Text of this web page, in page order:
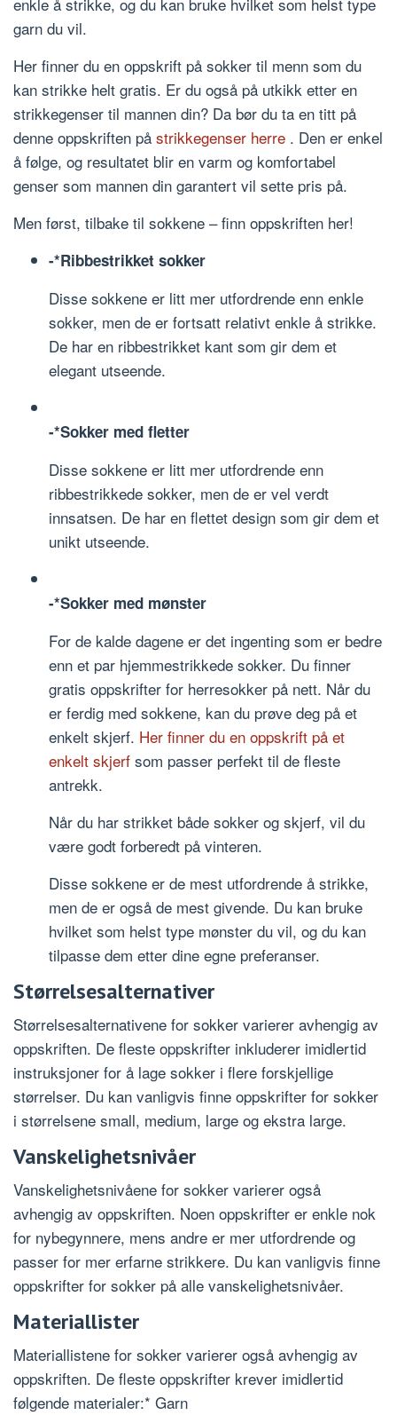
garn du vil.
Her finner du en oppskrift på sokker til menn som du
kan strikke helt gratis. Er du også på utkikk etter en
strikkegenser til mannen din? Da bør du ta en titt på
denne oppskriften på strikkegenser herre . Den er enkel
å følge, og resultatet blir en varm og komfortabel
genser som mannen din garantert vil sette pris på.
Men først, tilbake til sokkene – finn oppskriften her!
-*Ribbestrikket sokker
Disse sokkene er litt mer utfordrende enn enkle
sokker, men de er fortsatt relativt enkle å strikke.
De har en ribbestrikket kant som gir dem et
elegant utseende.
-*Sokker med fletter
Disse sokkene er litt mer utfordrende enn
ribbestrikkede sokker, men de er vel verdt
innsatsen. De har en flettet design som gir dem et
unikt utseende.
-*Sokker med mønster
For de kalde dagene er det ingenting som er bedre
enn et par hjemmestrikkede sokker. Du finner
gratis oppskrifter for herresokker på nett. Når du
er ferdig med sokkene, kan du prøve deg på et
enkelt skjerf. Her finner du en oppskrift på et
enkelt skjerf som passer perfekt til de fleste
antrekk.
Når du har strikket både sokker og skjerf, vil du
være godt forberedt på vinteren.
Disse sokkene er de mest utfordrende å strikke,
men de er også de mest givende. Du kan bruke
hvilket som helst type mønster du vil, og du kan
tilpasse dem etter dine egne preferanser.
Størrelsesalternativer
Størrelsesalternativene for sokker varierer avhengig av
oppskriften. De fleste oppskrifter inkluderer imidlertid
instruksjoner for å lage sokker i flere forskjellige
størrelser. Du kan vanligvis finne oppskrifter for sokker
i størrelsene small, medium, large og ekstra large.
Vanskelighetsnivåer
Vanskelighetsnivåene for sokker varierer også
avhengig av oppskriften. Noen oppskrifter er enkle nok
for nybegynnere, mens andre er mer utfordrende og
passer for mer erfarne strikkere. Du kan vanligvis finne
oppskrifter for sokker på alle vanskelighetsnivåer.
Materiallister
Materiallistene for sokker varierer også avhengig av
oppskriften. De fleste oppskrifter krever imidlertid
følgende materialer:* Garn